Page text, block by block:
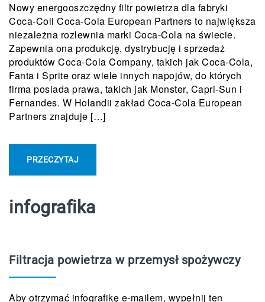
Nowy energooszczędny filtr powietrza dla fabryki
Coca-Coli Coca-Cola European Partners to największa
niezależna rozlewnia marki Coca-Cola na świecie.
Zapewnia ona produkcję, dystrybucję i sprzedaż
produktów Coca-Cola Company, takich jak Coca-Cola,
Fanta i Sprite oraz wiele innych napojów, do których
firma posiada prawa, takich jak Monster, Capri-Sun i
Fernandes. W Holandii zakład Coca-Cola European
Partners znajduje […]
PRZECZYTAJ
infografika
Filtracja powietrza w przemysł spożywczy
Aby otrzymać infografikę e-mailem, wypełnij ten